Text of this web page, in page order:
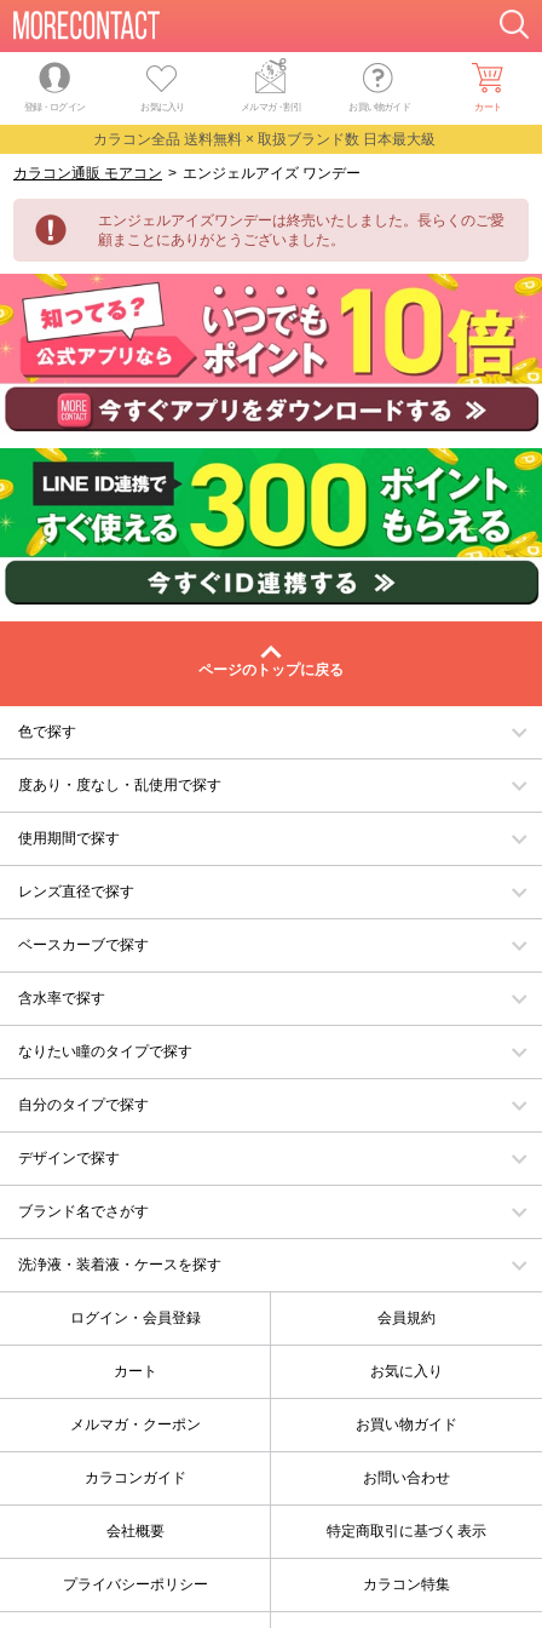
登録・ログイン お気に入り メルマガ・割引 お買い物ガイド カート
カラコン全品 送料無料 × 取扱ブランド数 日本最大級
カラコン通販 モアコン > エンジェルアイズ ワンデー
エンジェルアイズワンデーは終売いたしました。長らくのご愛
顧まことにありがとうございました。
ページのトップに戻る
色で探す
度あり・度なし・乱使用で探す
使用期間で探す
レンズ直径で探す
ベースカーブで探す
含水率で探す
なりたい瞳のタイプで探す
自分のタイプで探す
デザインで探す
ブランド名でさがす
洗浄液・装着液・ケースを探す
ログイン・会員登録 会員規約
カート お気に入り
メルマガ・クーポン お買い物ガイド
カラコンガイド お問い合わせ
会社概要 特定商取引に基づく表示
プライバシーポリシー カラコン特集